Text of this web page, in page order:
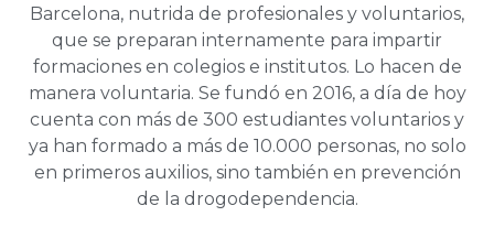
Barcelona, nutrida de profesionales y voluntarios,
que se preparan internamente para impartir
formaciones en colegios e institutos. Lo hacen de
manera voluntaria. Se fundó en 2016, a día de hoy
cuenta con más de 300 estudiantes voluntarios y
ya han formado a más de 10.000 personas, no solo
en primeros auxilios, sino también en prevención
de la drogodependencia.